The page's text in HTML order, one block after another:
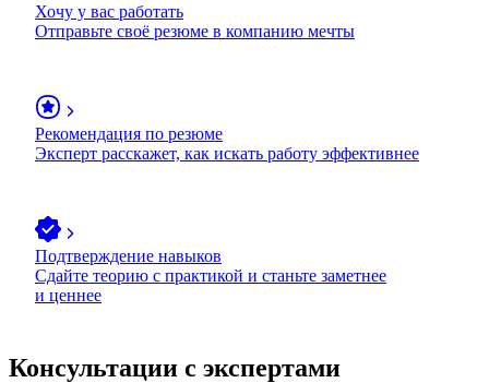
Хочу у вас работать
Отправьте своё резюме в компанию мечты
Рекомендация по резюме
Эксперт расскажет, как искать работу эффективнее
Подтверждение навыков
Сдайте теорию с практикой и станьте заметнее
и ценнее
Консультации с экспертами